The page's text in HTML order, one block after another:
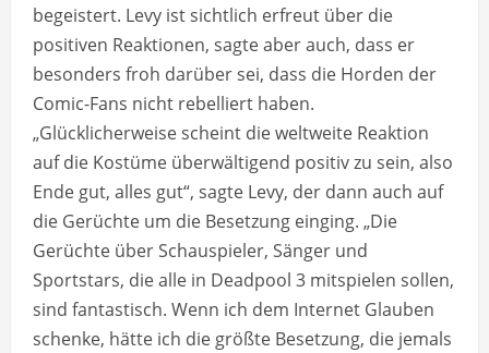
begeistert. Levy ist sichtlich erfreut über die
positiven Reaktionen, sagte aber auch, dass er
besonders froh darüber sei, dass die Horden der
Comic-Fans nicht rebelliert haben.
„Glücklicherweise scheint die weltweite Reaktion
auf die Kostüme überwältigend positiv zu sein, also
Ende gut, alles gut“, sagte Levy, der dann auch auf
die Gerüchte um die Besetzung einging. „Die
Gerüchte über Schauspieler, Sänger und
Sportstars, die alle in Deadpool 3 mitspielen sollen,
sind fantastisch. Wenn ich dem Internet Glauben
schenke, hätte ich die größte Besetzung, die jemals